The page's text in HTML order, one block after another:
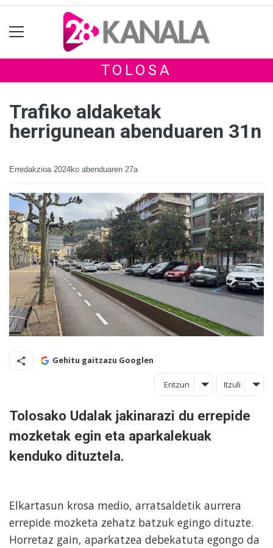
TOLOSA
Trafiko aldaketak
herrigunean abenduaren 31n
Erredakzioa 2024ko abenduaren 27a
Gehitu gaitzazu Googlen
Entzun Itzuli
Tolosako Udalak jakinarazi du errepide
mozketak egin eta aparkalekuak
kenduko dituztela.
Elkartasun krosa medio, arratsaldetik aurrera
errepide mozketa zehatz batzuk egingo dituzte.
Horretaz gain, aparkatzea debekatuta egongo da